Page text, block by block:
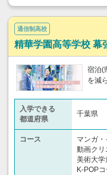
通信制高校
精華学園高等学校 幕
宿泊(
を減
入学できる
都道府県
千葉県
コース
マンガ
動画クリ
美術大学
K-POP